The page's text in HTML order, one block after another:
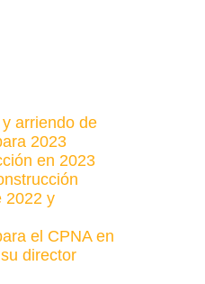
arriendo de
2023
en 2023
2022 y
el CPNA en
director